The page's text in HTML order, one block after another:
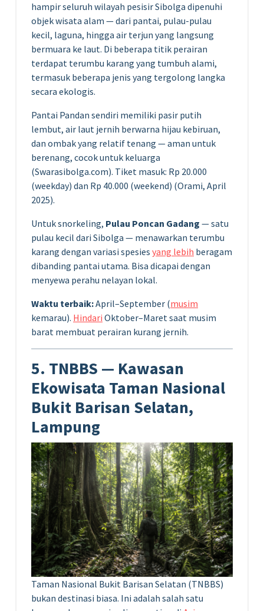
hampir seluruh wilayah pesisir Sibolga dipenuhi
objek wisata alam — dari pantai, pulau-pulau
kecil, laguna, hingga air terjun yang langsung
bermuara ke laut. Di beberapa titik perairan
terdapat terumbu karang yang tumbuh alami,
termasuk beberapa jenis yang tergolong langka
secara ekologis.
Pantai Pandan sendiri memiliki pasir putih
lembut, air laut jernih berwarna hijau kebiruan,
dan ombak yang relatif tenang — aman untuk
berenang, cocok untuk keluarga
(Swarasibolga.com). Tiket masuk: Rp 20.000
(weekday) dan Rp 40.000 (weekend) (Orami, April
2025).
Untuk snorkeling, Pulau Poncan Gadang — satu
pulau kecil dari Sibolga — menawarkan terumbu
karang dengan variasi spesies yang lebih beragam
dibanding pantai utama. Bisa dicapai dengan
menyewa perahu nelayan lokal.
Waktu terbaik:April–September (musim
kemarau). Hindari Oktober–Maret saat musim
barat membuat perairan kurang jernih.
5. TNBBS — Kawasan
Ekowisata Taman Nasional
Bukit Barisan Selatan,
Lampung
Taman Nasional Bukit Barisan Selatan (TNBBS)
bukan destinasi biasa. Ini adalah salah satu